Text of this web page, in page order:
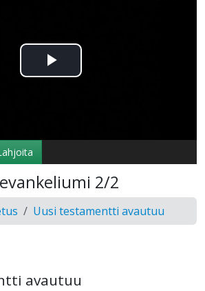
Toista
2/2
Uusi testamentti avautuu
avautuu